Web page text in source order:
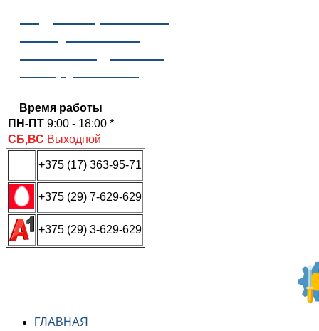
Время работы
ПН-ПТ 9:00 - 18:00 *
СБ,ВС Выходной
+375 (17) 363-95-71
+375 (29) 7-629-629
+375 (29) 3-629-629
ГЛАВНАЯ